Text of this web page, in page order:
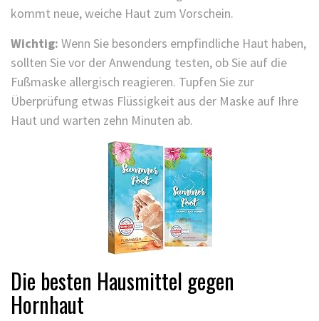
kommt neue, weiche Haut zum Vorschein.
Wichtig: Wenn Sie besonders empfindliche Haut haben,
sollten Sie vor der Anwendung testen, ob Sie auf die
Fußmaske allergisch reagieren. Tupfen Sie zur
Überprüfung etwas Flüssigkeit aus der Maske auf Ihre
Haut und warten zehn Minuten ab.
Die besten Hausmittel gegen
Hornhaut